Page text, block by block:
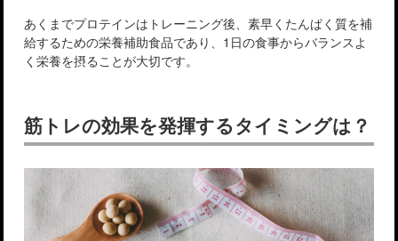
あくまでプロテインはトレーニング後、素早くたんぱく質を補
給するための栄養補助食品であり、1日の食事からバランスよ
く栄養を摂ることが大切です。
筋トレの効果を発揮するタイミングは？